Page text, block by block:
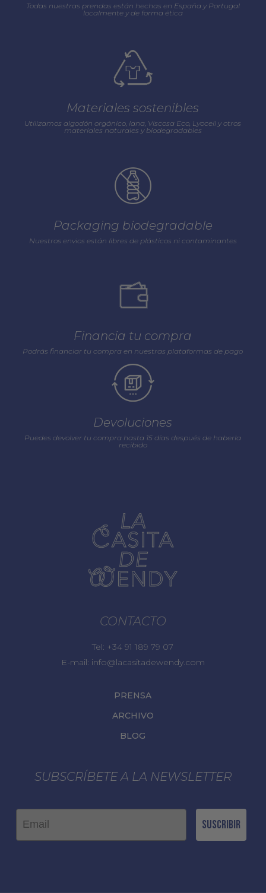
Todas nuestras prendas están hechas en España y Portugal
localmente y de forma ética
Materiales sostenibles
Utilizamos algodón orgánico, lana, Viscosa Eco, Lyocell y otros
materiales naturales y biodegradables
Packaging biodegradable
Nuestros envios están libres de plásticos ni contaminantes
Financia tu compra
Podrás financiar tu compra en nuestras plataformas de pago
Devoluciones
Puedes devolver tu compra hasta 15 días después de haberla
recibido
CONTACTO
Tel: +34 91 189 79 07
E-mail: info@lacasitadewendy.com
PRENSA
ARCHIVO
BLOG
SUBSCRÍBETE A LA NEWSLETTER
Email
Suscribir